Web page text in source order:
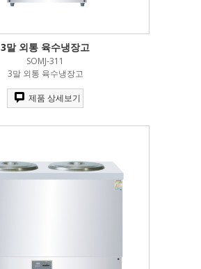
3말 외통 육수냉장고
SOMJ-311
3말 외통 육수냉장고
제품 상세보기